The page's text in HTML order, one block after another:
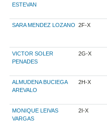
ESTEVAN
SARA MENDEZ LOZANO 2F-X
VICTOR SOLER
PENADES
2G-X
ALMUDENA BUCIEGA
AREVALO
2H-X
MONIQUE LEIVAS
VARGAS
2I-X